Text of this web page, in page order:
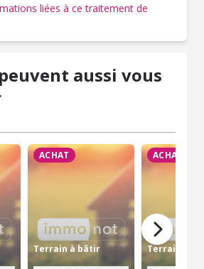
liées à ce traitement de
aussi vous
ACHAT
Terrain à bâtir
ACHAT
Terrain à